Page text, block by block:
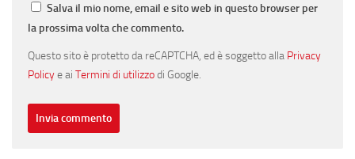
Salva il mio nome, email e sito web in questo browser per
la prossima volta che commento.
Questo sito è protetto da reCAPTCHA, ed è soggetto alla Privacy
Policye ai Termini di utilizzodi Google.